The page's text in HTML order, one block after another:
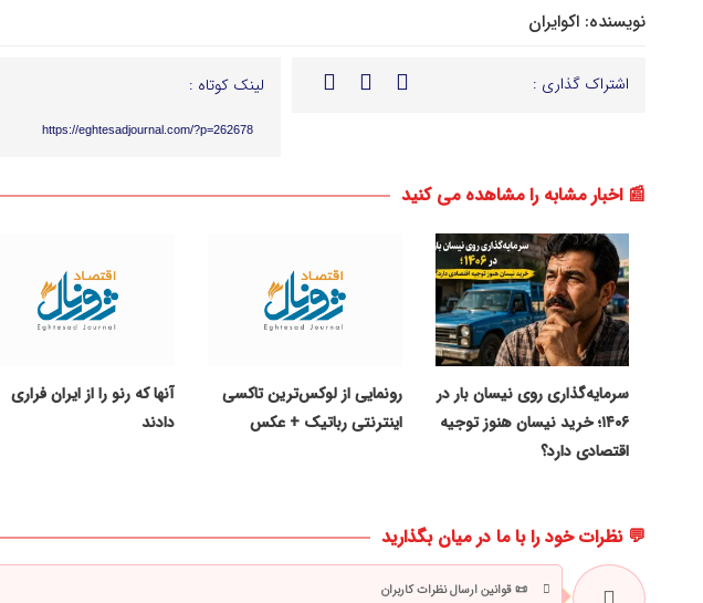
نویسنده: اکوایران
اشتراک گذاری : لینک کوتاه :
https://eghtesadjournal.com/?p=262678
📰 اخبار مشابه را مشاهده می کنید
سرمایه‌گذاری روی نیسان بار در
۱۴۰۶؛ خرید نیسان هنوز توجیه
اقتصادی دارد؟
رونمایی از لوکس‌ترین تاکسی
اینترنتی رباتیک + عکس
آنها که رنو را از ایران فراری
دادند
💬 نظرات خود را با ما در میان بگذارید
📜 قوانین ارسال نظرات کاربران